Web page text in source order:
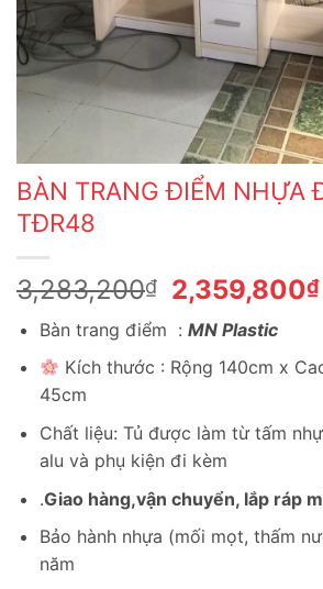
BÀN TRANG ĐIỂM NHỰA
TĐR48
3,283,200₫
Giá
gốc
là:
2,359,800₫
Bàn trang điểm : MN Plastic
Kích thước : Rộng 140cm x
45cm
Chất liệu: Tủ được làm từ tấm
alu và phụ kiện đi kèm
.Giao hàng,vận chuyển, lắp ráp
Bảo hành nhựa (mối mọt, thấm
năm